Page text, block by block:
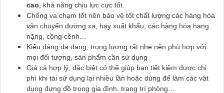
cao , khả năng chịu lực cực tốt.
Chống va chạm tốt nên bảo vệ tốt chất lượng các hàng hóa
vận chuyển đường xa, hay xuất khẩu, các hàng hóa hạng
nặng, cồng cềnh…
Kiểu dáng đa dạng, trọng lượng rất nhẹ nên phù hợp với
mọi đối tượng, sản phẩm cần sử dụng
Giá cả hợp lý, đặc biệt có thể giúp bạn tiết kiệm được chi
phí khi tái sử dụng lại nhiều lần hoặc dùng để làm các vật
dụng đựng đồ trong gia đình, trang trí phòng…